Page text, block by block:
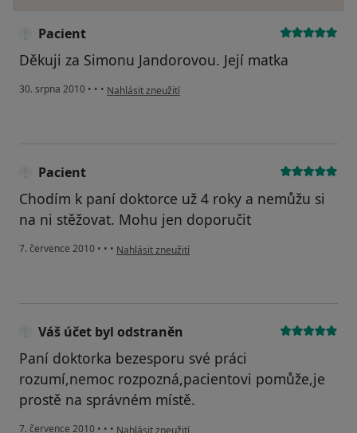
Pacient
Děkuji za Simonu Jandorovou. Její matka
30. srpna 2010 • • • podle názoru uživatele Pacient
Nahlásit zneužití
Pacient
Chodím k paní doktorce už 4 roky a nemůžu si
na ni stěžovat. Mohu jen doporučit
7. července 2010 • • • podle názoru uživatele Pacient
Nahlásit zneužití
Váš účet byl odstraněn
Paní doktorka bezesporu své práci
rozumí,nemoc rozpozná,pacientovi pomůže,je
prostě na správném místě.
7. července 2010 • • • podle názoru uživatele Váš účet byl odstraněn